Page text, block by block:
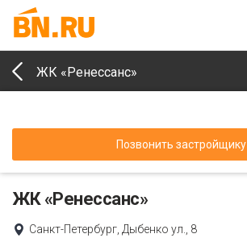
ЖК «Ренессанс»
Позвонить застройщику
ЖК «Ренессанс»
Санкт-Петербург, Дыбенко ул., 8